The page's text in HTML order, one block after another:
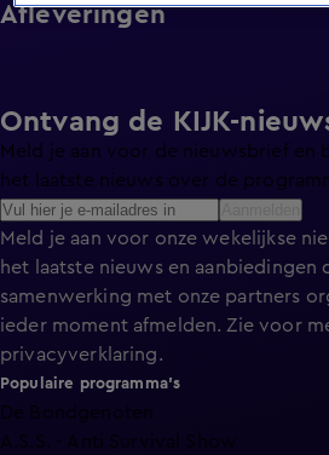
Afleveringen
Ontvang de KIJK-
Meld je aan voor de nieuwsbrief en
het laatste nieuws over de
Meld je aan voor onze wekelijkse
het laatste nieuws en aanbiedingen
samenwerking met onze partners
ieder moment afmelden. Zie voor
privacyverklaring.
Populaire programma's
De Bondgenoten
A.S.S. - Anti Survival Show